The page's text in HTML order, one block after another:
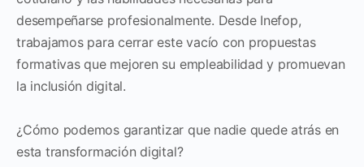
desempeñarse profesionalmente. Desde Inefop,
trabajamos para cerrar este vacío con propuestas
formativas que mejoren su empleabilidad y promuevan
la inclusión digital.
¿Cómo podemos garantizar que nadie quede atrás en
esta transformación digital?